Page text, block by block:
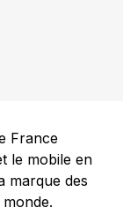
France
le mobile en
marque des